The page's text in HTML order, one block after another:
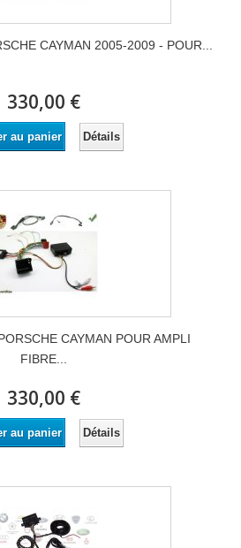
CAYMAN 2005-2009 - POUR...
330,00 €
au panier Détails
CAYMAN POUR AMPLI
FIBRE...
330,00 €
au panier Détails